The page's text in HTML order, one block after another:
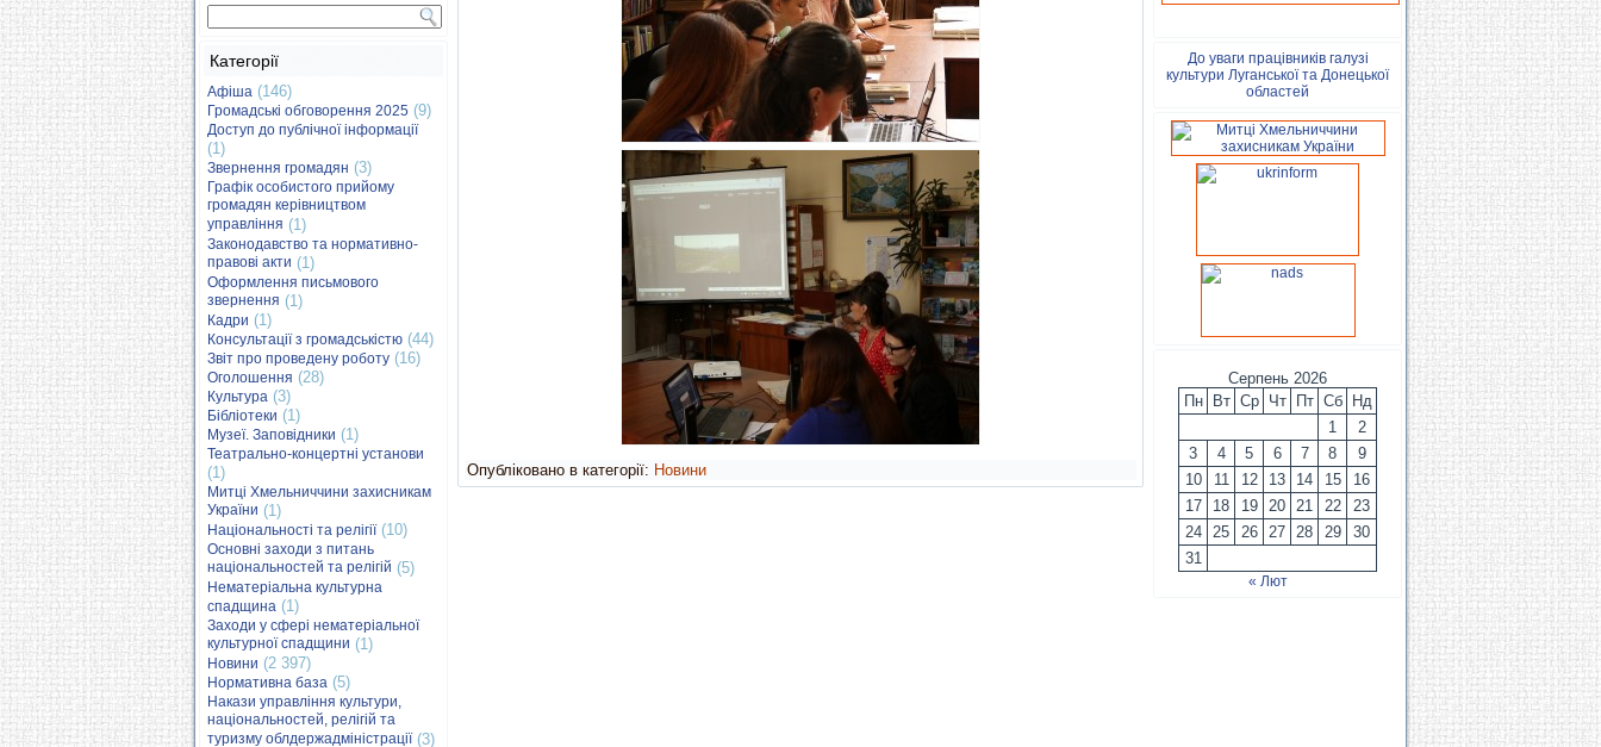
Категорії
Афіша (146)
Громадські обговорення 2025 (9)
Доступ до публічної інформації
(1)
Звернення громадян (3)
Графік особистого прийому
громадян керівництвом
управління (1)
Законодавство та нормативно-
правові акти (1)
Оформлення письмового
звернення (1)
Кадри (1)
Консультації з громадськістю (44)
Звіт про проведену роботу (16)
Оголошення (28)
Культура (3)
Бібліотеки (1)
Музеї. Заповідники (1)
Театрально-концертні установи
(1)
Митці Хмельниччини захисникам
України (1)
Національності та релігії(10)
Основні заходи з питань
національностей та релігій (5)
Нематеріальна культурна
спадщина (1)
Заходи у сфері нематеріальної
культурної спадщини (1)
Новини (2 397)
Нормативна база (5)
Накази управління культури,
національностей, релігій та
туризму облдержадміністрації(3)
Опубліковано в категорії: Новини
До уваги працівників галузі
культури Луганської та Донецької
областей
Серпень 2026
Пн
Вт Ср Чт Пт Сб
Нд
1
2
3
4 5 6 7 8
9
10
11 12 13 14 15
16
17
18 19 20 21 22
23
24
25 26 27 28 29
30
31
« Лют